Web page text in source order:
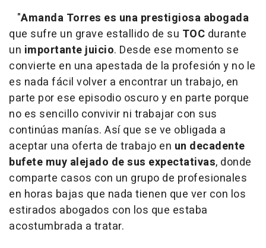
"Amanda Torres es una prestigiosa abogada
que sufre un grave estallido de su TOC durante
un importante juicio. Desde ese momento se
convierte en una apestada de la profesión y no le
es nada fácil volver a encontrar un trabajo, en
parte por ese episodio oscuro y en parte porque
no es sencillo convivir ni trabajar con sus
continúas manías. Así que se ve obligada a
aceptar una oferta de trabajo en un decadente
bufete muy alejado de sus expectativas, donde
comparte casos con un grupo de profesionales
en horas bajas que nada tienen que ver con los
estirados abogados con los que estaba
acostumbrada a tratar.